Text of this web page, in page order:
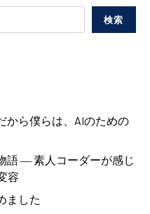
検索
から僕らは、AIのための
語 ― 素人コーダーが感じ
容
ました